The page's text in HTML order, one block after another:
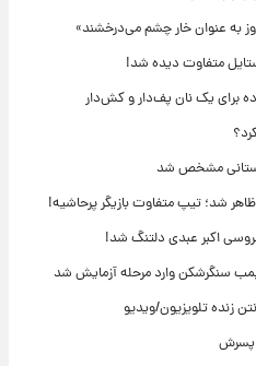
به عنوان خار چشم می‌درخشند»
مشخص شد
ظاهر شد؛ تیپ متفاوت بازیگر پرحاشیه!
اکبر عبدی دلتنگ شد!
بمب سنگرشکن وارد مرحله آزمایش شد
زنده تلویزیون/ویدیو
پسرش